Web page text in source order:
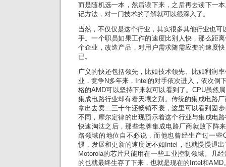
而是随机选一本，然后读下来，之后再去读下一
记方法，对一门技术的了解就可以很深入了。
当然，不仅仅是这个行业，其实很多其他行业也可
手。一个职员如果工作的速度比别人快，那么距
个企业，改造产品，对用户需求随需应变的速度
已。
广义的快还包括领先，比如技术领先、比如利润
业，竞争N多年来，Intel的对手依次进入，依次倒
格的AMD可以坚持下来就可以看到了。CPU虽然
集成电路行业却有着天壤之别。传统的集成电路
拿出去卖二三十年还畅销不衰，这里可以看到固
不同，摩尔定律的出现预示着这个行业与集成电
快速淘汰之后，那些老牌集成电路厂商就败下阵
路领域的地位自不必说，而他也曾经生产过一些
惯，发展和更新的速度远不如Intel，也就慢慢退
Motorola的芯片只能用在一些工业控制领域。几
的也就最终生存了下来，也就是现在的Intel和AMD